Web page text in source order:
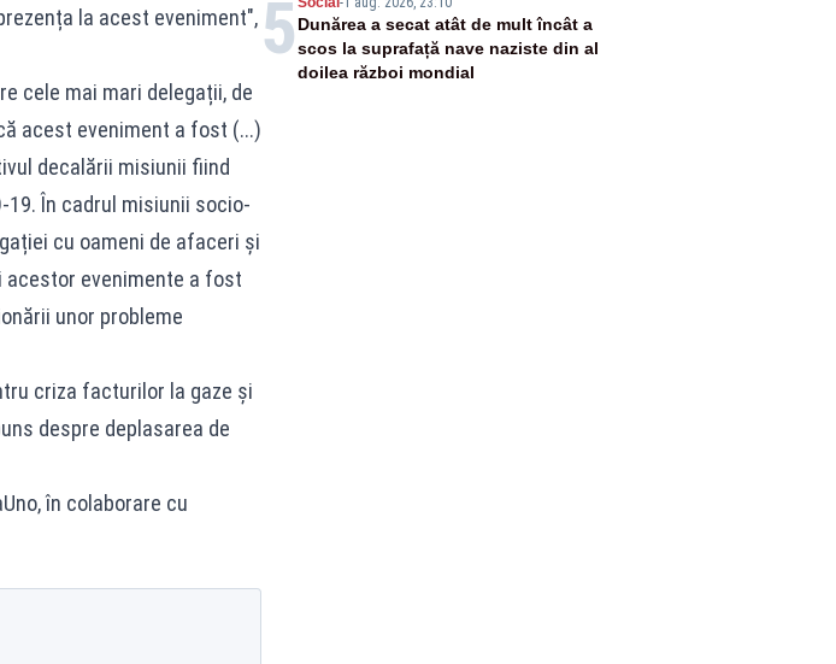
la acest eveniment",
cele mai mari delegații, de
acest eveniment a fost (...)
decalării misiunii fiind
19. În cadrul misiunii socio-
cu oameni de afaceri şi
acestor evenimente a fost
unor probleme
criza facturilor la gaze și
despre deplasarea de
în colaborare cu
5 Dunărea a secat atât de mult încât a
scos la suprafață nave naziste din al
doilea război mondial